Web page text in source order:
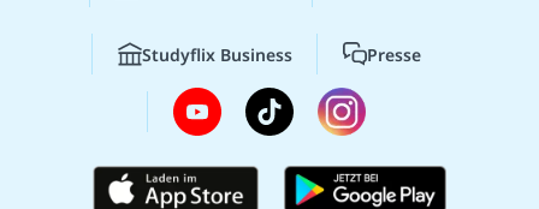
Studyflix Business Presse